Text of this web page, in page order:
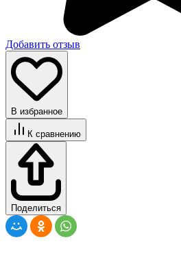
Добавить отзыв
В избранное
К сравнению
Поделиться